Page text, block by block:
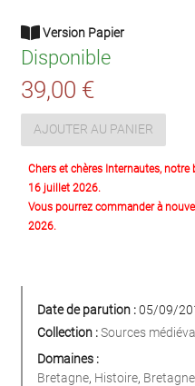
Version Papier
Disponible
39,00 €
AJOUTER AU PANIER
Chers et chères Internautes,
16 juillet 2026.
Vous pourrez commander à
2026.
Date de parution :05/09/
Collection :Sources
Domaines :
Bretagne, Histoire,